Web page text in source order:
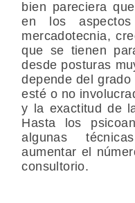
bien pareciera
en los
mercadotecnia,
que se tienen
desde posturas
depende del
esté o no
y la exactitud de
Hasta los
algunas
aumentar el
consultorio.